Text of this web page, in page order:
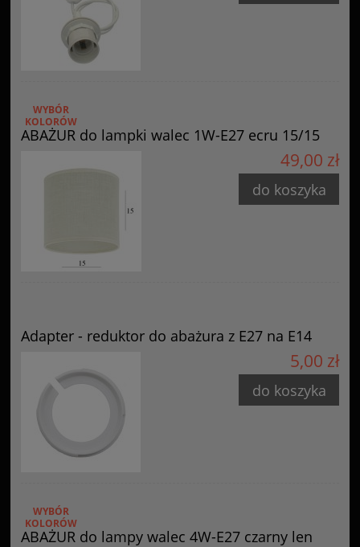
ABAŻUR do lampki walec 1W-E27 ecru 15/15
WYBÓR
KOLORÓW
49,00 zł
do koszyka
Adapter - reduktor do abażura z E27 na E14
5,00 zł
do koszyka
ABAŻUR do lampy walec 4W-E27 czarny len
WYBÓR
KOLORÓW